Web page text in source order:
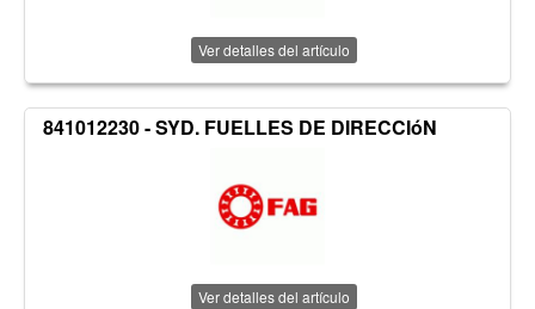
Ver detalles del artículo
841012230 - SYD. FUELLES DE DIRECCIóN
Ver detalles del artículo